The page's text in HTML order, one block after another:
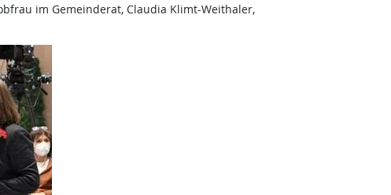
im Gemeinderat, Claudia Klimt-Weithaler,